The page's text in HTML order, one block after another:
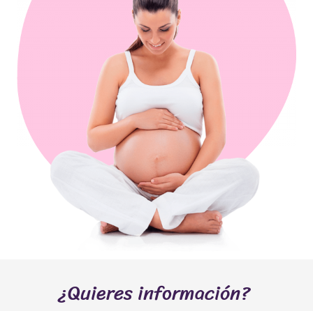
¿Quieres información?